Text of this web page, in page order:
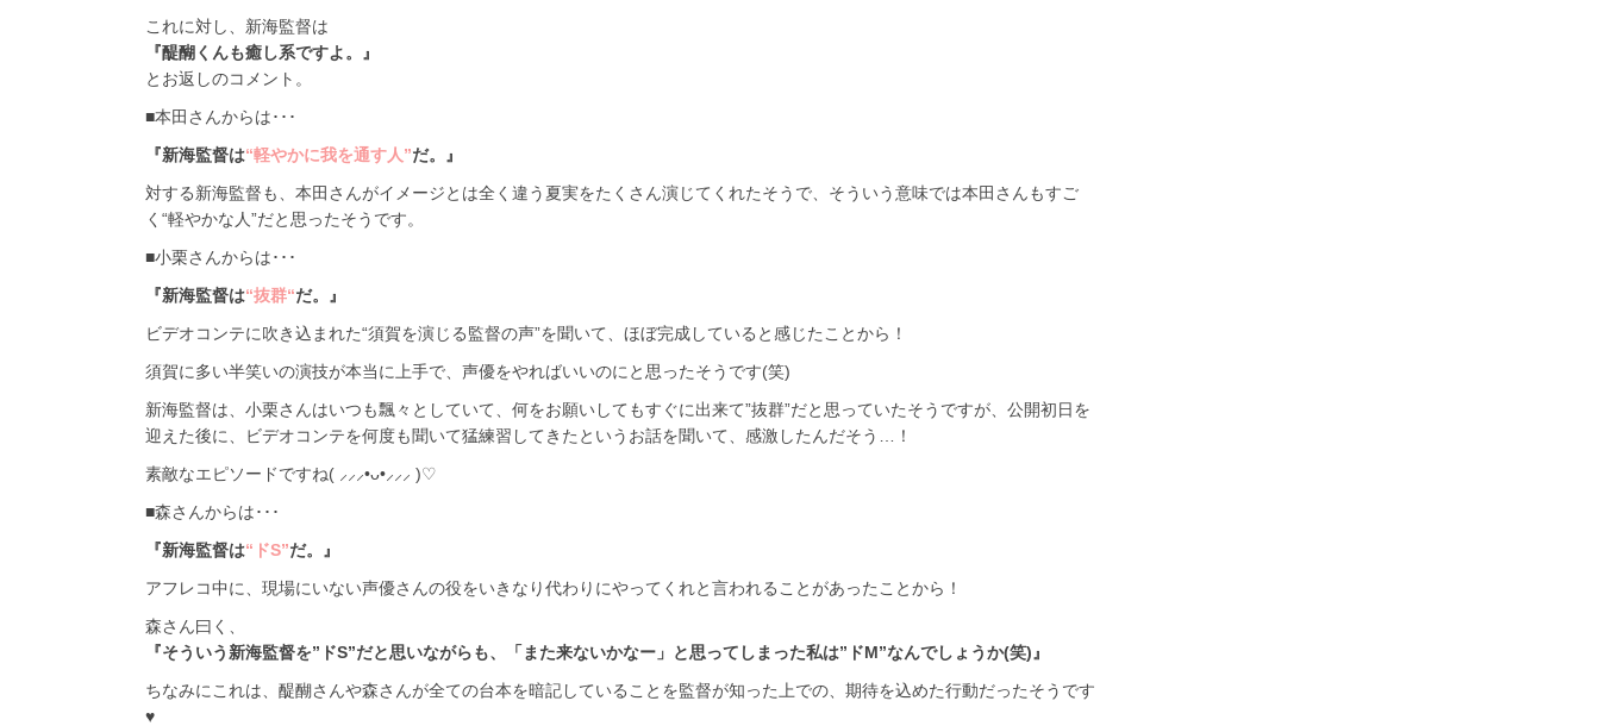
これに対し、新海監督は
『醍醐くんも癒し系ですよ。』
とお返しのコメント。
■本田さんからは･･･
『新海監督は“軽やかに我を通す人”だ。』
対する新海監督も、本田さんがイメージとは全く違う夏実をたくさん演じてくれたそうで、そういう意味では本田さんもすご
く“軽やかな人”だと思ったそうです。
■小栗さんからは･･･
『新海監督は“抜群“だ。』
ビデオコンテに吹き込まれた“須賀を演じる監督の声”を聞いて、ほぼ完成していると感じたことから！
須賀に多い半笑いの演技が本当に上手で、声優をやればいいのにと思ったそうです(笑)
新海監督は、小栗さんはいつも飄々としていて、何をお願いしてもすぐに出来て”抜群”だと思っていたそうですが、公開初日を
迎えた後に、ビデオコンテを何度も聞いて猛練習してきたというお話を聞いて、感激したんだそう…！
素敵なエピソードですね( ⸝⸝⸝•ᴗ•⸝⸝⸝ )♡︎
■森さんからは･･･
『新海監督は“ドS”だ。』
アフレコ中に、現場にいない声優さんの役をいきなり代わりにやってくれと言われることがあったことから！
森さん曰く、
『そういう新海監督を”ドS”だと思いながらも、「また来ないかなー」と思ってしまった私は”ドM”なんでしょうか(笑)』
ちなみにこれは、醍醐さんや森さんが全ての台本を暗記していることを監督が知った上での、期待を込めた行動だったそうです
♥